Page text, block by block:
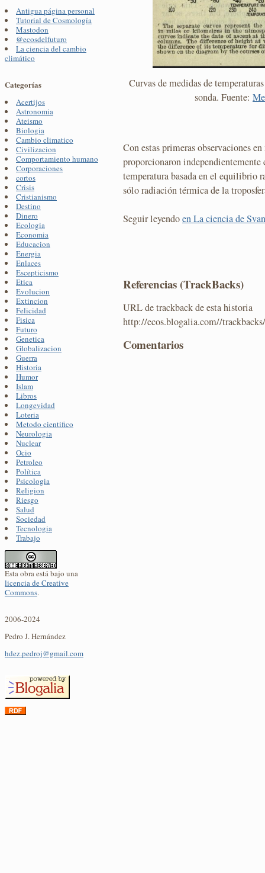
Antigua página personal
Tutorial de Cosmología
Mastodon
@ecosdelfuturo
La ciencia del cambio
climático
Categorías
Acertijos
Astronomia
Ateismo
Biologia
Cambio climatico
Civilizacion
Comportamiento humano
Corporaciones
cortos
Crisis
Cristianismo
Destino
Dinero
Ecologia
Economia
Educacion
Energia
Enlaces
Escepticismo
Etica
Evolucion
Extincion
Felicidad
Fisica
Futuro
Genetica
Globalizacion
Guerra
Historia
Humor
Islam
Libros
Longevidad
Loteria
Metodo cientifico
Neurologia
Nuclear
Ocio
Petroleo
Política
Psicologia
Religion
Riesgo
Salud
Sociedad
Tecnologia
Trabajo
Esta obra está bajo una
licencia de Creative
Commons.
2006-2024
Pedro J. Hernández
hdez.pedroj@gmail.com
Curvas de medidas de
sonda. Fuente:
Con estas primeras observaciones
proporcionaron
temperatura basada en el equilibrio
sólo radiación térmica de la
Seguir leyendoen La ciencia de
Referencias (TrackBacks)
URL de trackback de esta historia
http://ecos.blogalia.com//
Comentarios